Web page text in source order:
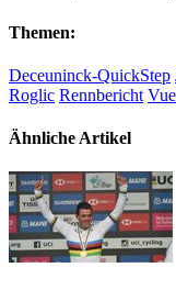
Themen:
Deceuninck-QuickStep
Roglic Rennbericht
Ähnliche Artikel